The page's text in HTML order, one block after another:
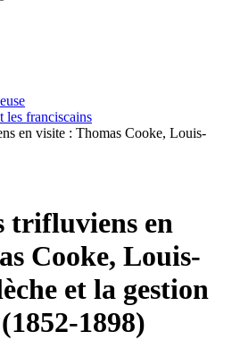
les franciscains
en visite : Thomas Cooke, Louis-
trifluviens en
Cooke, Louis-
et la gestion
1898)